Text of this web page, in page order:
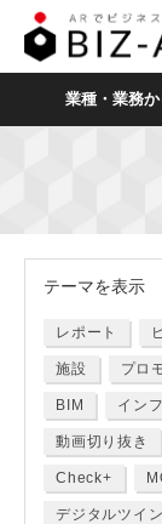
業種・業務
テーマを表示
レポート
施設 プロ
BIM イン
動画切り抜き
Check+
デジタルツイン